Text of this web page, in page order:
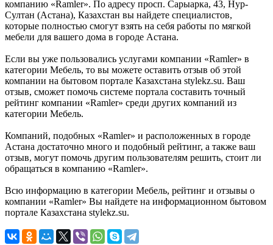
компанию «Ramler». По адресу просп. Сарыарка, 43, Нур-
Султан (Астана), Казахстан вы найдете специалистов,
которые полностью смогут взять на себя работы по мягкой
мебели для вашего дома в городе Астана.
Если вы уже пользовались услугами компании «Ramler» в
категории Мебель, то вы можете оставить отзыв об этой
компании на бытовом портале Казахстана stylekz.su. Ваш
отзыв, сможет помочь системе портала составить точный
рейтинг компании «Ramler» среди других компаний из
категории Мебель.
Компаний, подобных «Ramler» и расположенных в городе
Астана достаточно много и подобный рейтинг, а также ваш
отзыв, могут помочь другим пользователям решить, стоит ли
обращаться в компанию «Ramler».
Всю информацию в категории Мебель, рейтинг и отзывы о
компании «Ramler» Вы найдете на информационном бытовом
портале Казахстана stylekz.su.